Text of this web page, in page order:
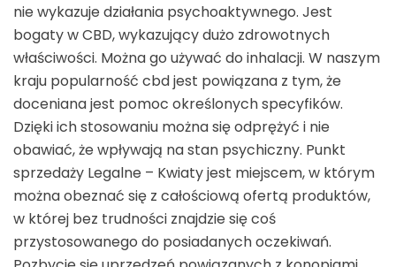
nie wykazuje działania psychoaktywnego. Jest
bogaty w CBD, wykazujący dużo zdrowotnych
właściwości. Można go używać do inhalacji. W naszym
kraju popularność cbd jest powiązana z tym, że
doceniana jest pomoc określonych specyfików.
Dzięki ich stosowaniu można się odprężyć i nie
obawiać, że wpływają na stan psychiczny. Punkt
sprzedaży Legalne – Kwiaty jest miejscem, w którym
można obeznać się z całościową ofertą produktów,
w której bez trudności znajdzie się coś
przystosowanego do posiadanych oczekiwań.